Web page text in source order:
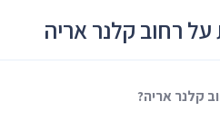
על רחוב קלנר אריה
קלנר אריה?